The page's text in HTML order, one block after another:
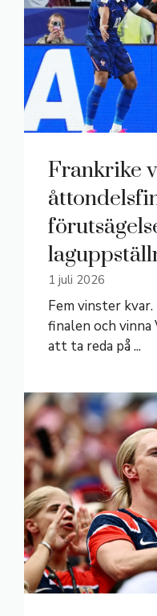
Frankrike
1 juli 2026
Fem vinster
finalen och vinna
att ta reda på ...